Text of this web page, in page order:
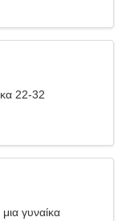
22-32
γυναίκα